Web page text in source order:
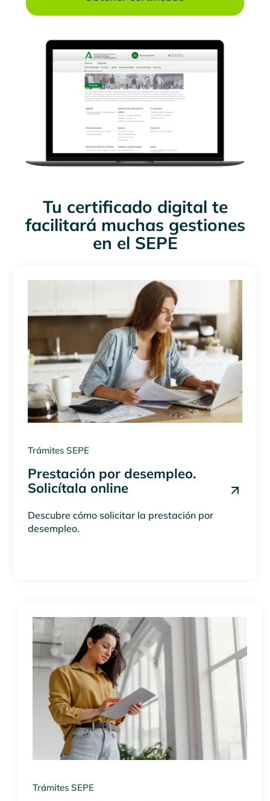
Tu certificado digital te
facilitará muchas gestiones
en el SEPE
Trámites SEPE
Prestación por desempleo.
Solicítala online
Descubre cómo solicitar la prestación por
desempleo.
Trámites SEPE